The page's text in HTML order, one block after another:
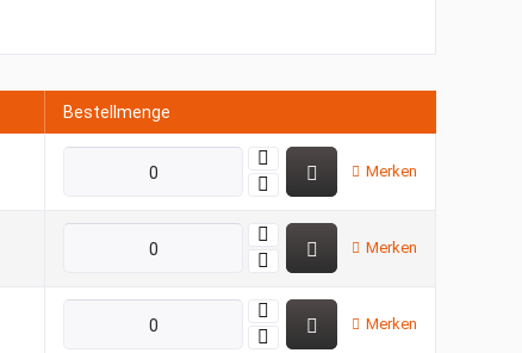
Bestellmenge
Merken
Merken
Merken